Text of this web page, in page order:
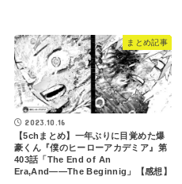
まとめ記事
2023.10.16
【5chまとめ】一年ぶりに目覚めた爆
豪くん『僕のヒーローアカデミア』第
403話「The End of An
Era,And――The Beginnig」【感想】